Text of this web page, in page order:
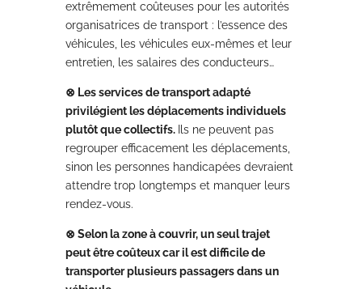
extrêmement coûteuses pour les autorités
organisatrices de transport : l’essence des
véhicules, les véhicules eux-mêmes et leur
entretien, les salaires des conducteurs…
⊗ Les services de transport adapté
privilégient les déplacements individuels
plutôt que collectifs.
Ils ne peuvent pas
regrouper efficacement les déplacements,
sinon les personnes handicapées devraient
attendre trop longtemps et manquer leurs
rendez-vous.
⊗ Selon la zone à couvrir, un seul trajet
peut être coûteux car il est difficile de
transporter plusieurs passagers dans un